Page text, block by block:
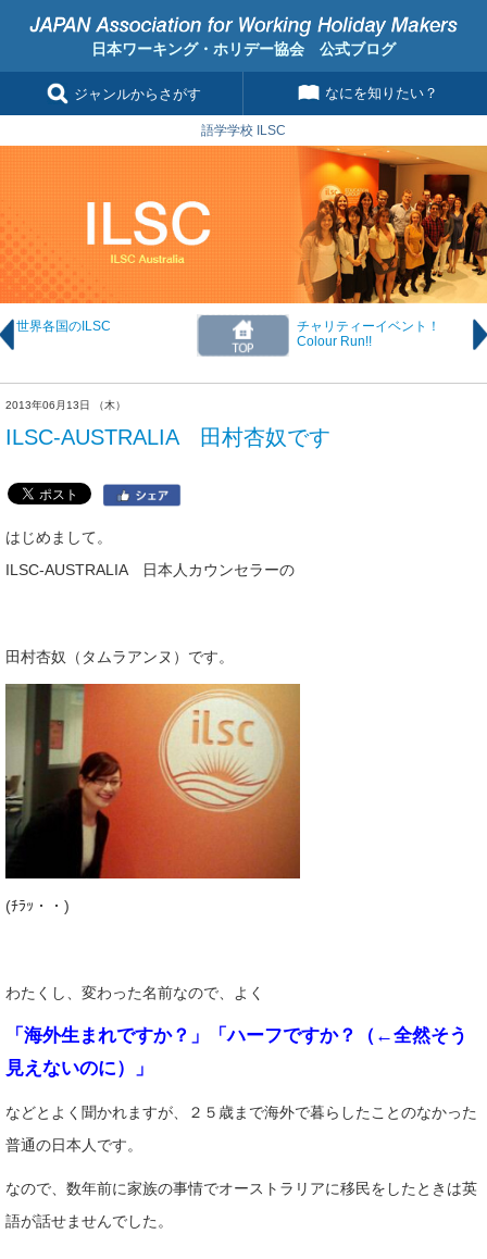
日本ワーキング・ホリデー協会 公式ブログ
ジャンルからさがす なにを知りたい？
語学学校 ILSC
世界各国のILSC
チャリティーイベント！
Colour Run!!
2013年06月13日 （木）
ILSC-AUSTRALIA 田村杏奴です
はじめまして。
ILSC-AUSTRALIA 日本人カウンセラーの
田村杏奴（タムラアンヌ）です。
(ﾁﾗｯ・・)
わたくし、変わった名前なので、よく
「海外生まれですか？」
「ハーフですか？（←全然そう
見えないのに）」
などとよく聞かれますが、２５歳まで海外で暮らしたことのなかった
普通の日本人です。
なので、数年前に家族の事情でオーストラリアに移民をしたときは英
語が話せませんでした。